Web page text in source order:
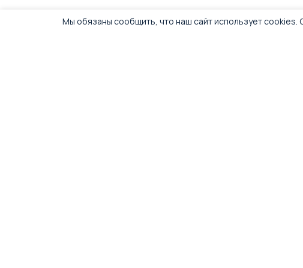
Мы обязаны сообщить, что наш сайт использует cookies.